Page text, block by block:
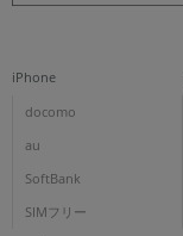
iPhone
docomo
au
SoftBank
SIMフリー